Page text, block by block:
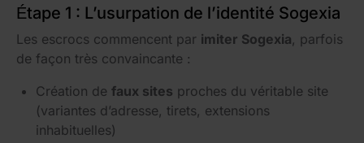
Étape 1 : L’usurpation de l’identité Sogexia
Les escrocs commencent par imiter Sogexia, parfois
de façon très convaincante :
Création de faux sites proches du véritable site
(variantes d’adresse, tirets, extensions
inhabituelles)